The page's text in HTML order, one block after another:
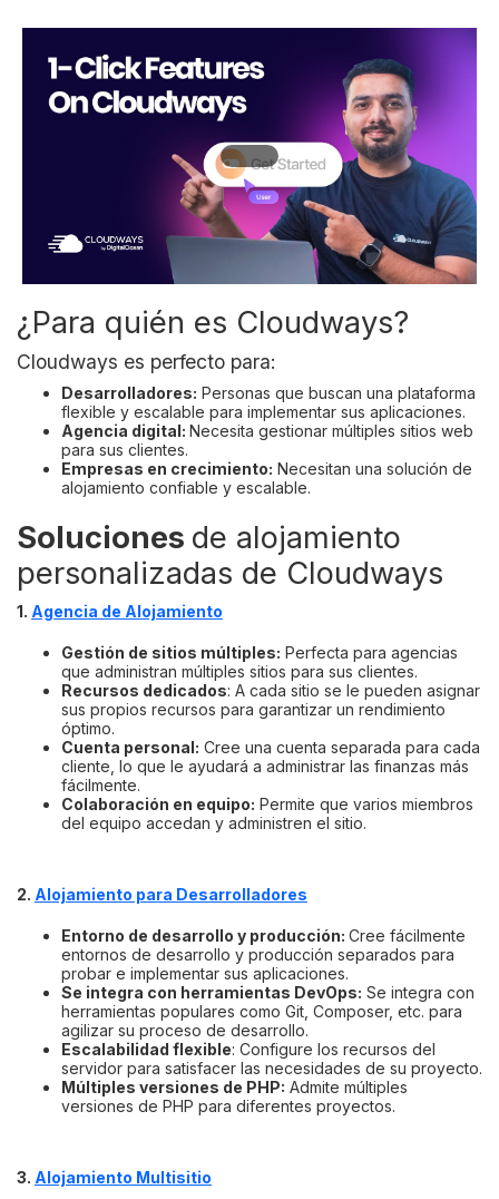
¿Para quién es Cloudways?
Cloudways es perfecto para:
Desarrolladores: Personas que buscan una plataforma
flexible y escalable para implementar sus aplicaciones.
Agencia digital: Necesita gestionar múltiples sitios web
para sus clientes.
Empresas en crecimiento: Necesitan una solución de
alojamiento confiable y escalable.
Soluciones de alojamiento
personalizadas de Cloudways
1. Agencia de Alojamiento
Gestión de sitios múltiples: Perfecta para agencias
que administran múltiples sitios para sus clientes.
Recursos dedicados: A cada sitio se le pueden asignar
sus propios recursos para garantizar un rendimiento
óptimo.
Cuenta personal: Cree una cuenta separada para cada
cliente, lo que le ayudará a administrar las finanzas más
fácilmente.
Colaboración en equipo: Permite que varios miembros
del equipo accedan y administren el sitio.
2. Alojamiento para Desarrolladores
Entorno de desarrollo y producción: Cree fácilmente
entornos de desarrollo y producción separados para
probar e implementar sus aplicaciones.
Se integra con herramientas DevOps: Se integra con
herramientas populares como Git, Composer, etc. para
agilizar su proceso de desarrollo.
Escalabilidad flexible: Configure los recursos del
servidor para satisfacer las necesidades de su proyecto.
Múltiples versiones de PHP: Admite múltiples
versiones de PHP para diferentes proyectos.
3. Alojamiento Multisitio